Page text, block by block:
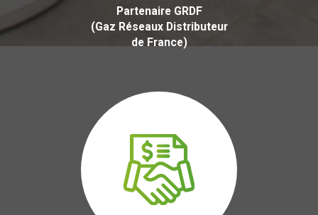
Partenaire GRDF
(Gaz Réseaux Distributeur
de France)